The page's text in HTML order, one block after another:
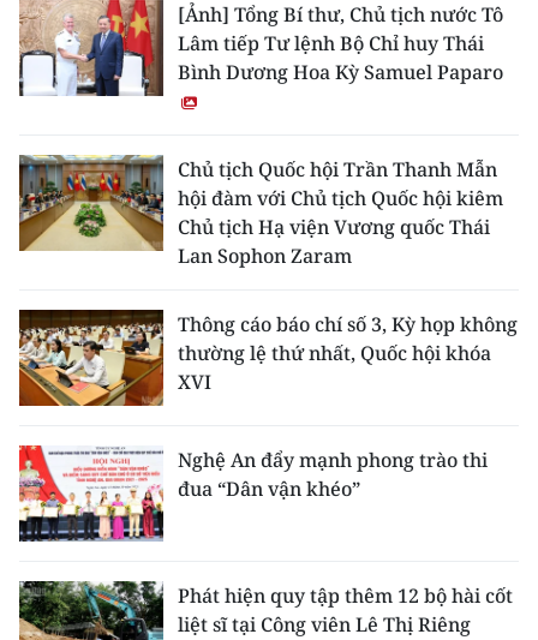
[Ảnh] Tổng Bí thư, Chủ tịch nước Tô
Lâm tiếp Tư lệnh Bộ Chỉ huy Thái
Bình Dương Hoa Kỳ Samuel Paparo
Chủ tịch Quốc hội Trần Thanh Mẫn
hội đàm với Chủ tịch Quốc hội kiêm
Chủ tịch Hạ viện Vương quốc Thái
Lan Sophon Zaram
Thông cáo báo chí số 3, Kỳ họp không
thường lệ thứ nhất, Quốc hội khóa
XVI
Nghệ An đẩy mạnh phong trào thi
đua “Dân vận khéo”
Phát hiện quy tập thêm 12 bộ hài cốt
liệt sĩ tại Công viên Lê Thị Riêng